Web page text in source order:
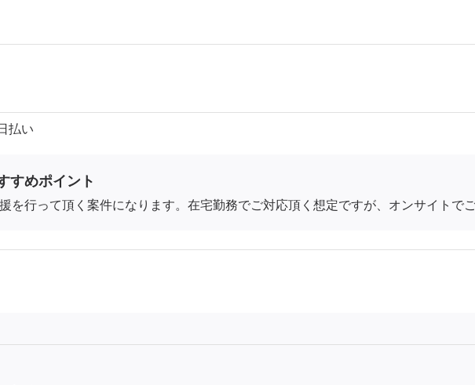
払い
すめポイント
を行って頂く案件になります。在宅勤務でご対応頂く想定ですが、オンサイトで